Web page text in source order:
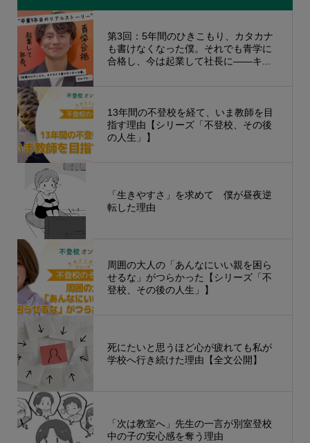
第3回：5年間のひきこもり、カタカナ
も書けなくなった僕。それでも青学に
合格し、今は起業して社長に——キ...
13年間の不登校を経て、いま教師を目
指す理由【シリーズ「不登校、その後
の人生」】
「生きやすさ」を求めて 僕が昼夜逆
転した理由
周囲の大人の「あんなにいい親を困ら
せるな」がつらかった【シリーズ「不
登校、その後の人生」】
死にたいと思うほど心が疲れても私が
学校へ行き続けた理由【全文公開】
「次は教室へ」先生の一言が別室登校
中の子の安心感を奪う理由